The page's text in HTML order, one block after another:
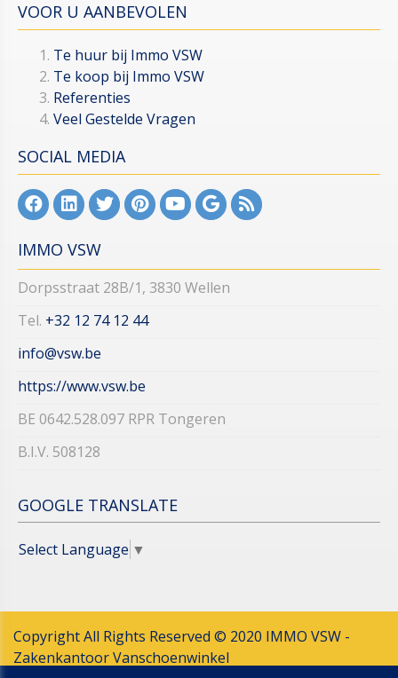
VOOR U AANBEVOLEN
Te huur bij Immo VSW
Te koop bij Immo VSW
Referenties
Veel Gestelde Vragen
SOCIAL MEDIA
IMMO VSW
Dorpsstraat 28B/1, 3830 Wellen
Tel. +32 12 74 12 44​​​​​​​
info@vsw.be
https://www.vsw.be
BE 0642.528.097 RPR Tongeren
B.I.V. 508128
GOOGLE TRANSLATE
Select Language ▼
Copyright All Rights Reserved © 2020 IMMO VSW -
Zakenkantoor Vanschoenwinkel